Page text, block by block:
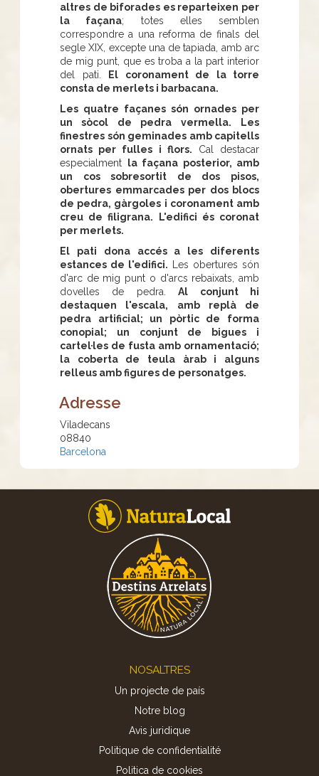
altres de biforades es reparteixen per
la façana; totes elles semblen
correspondre a una reforma de finals del
segle XIX, excepte una de tapiada, amb arc
de mig punt, que es troba a la part interior
del pati.
El coronament de la torre
consta de merlets i barbacana.
Les quatre façanes són ornades per
un sòcol de pedra vermella.
Les
finestres són geminades amb capitells
ornats per fulles i flors. Cal destacar
especialment
la façana posterior, amb
un cos sobresortit de dos pisos,
obertures emmarcades per dos blocs
de pedra, gàrgoles i coronament amb
creu de filigrana. L'edifici és coronat
per merlets.
El pati dona accés a les diferents
estances de l'edifici. Les obertures són
d'arc de mig punt o d'arcs rebaixats, amb
dovelles de pedra.Al conjunt hi
destaquen l'escala, amb replà de
pedra artificial; un pòrtic de forma
conopial; un conjunt de bigues i
cartel·les de fusta amb ornamentació;
la coberta de teula àrab i alguns
relleus amb figures de personatges.
Adresse
Viladecans
08840
Barcelona
NOSALTRES
Un projecte de país
Notre blog
Avis juridique
Politique de confidentialité
Politica de cookies